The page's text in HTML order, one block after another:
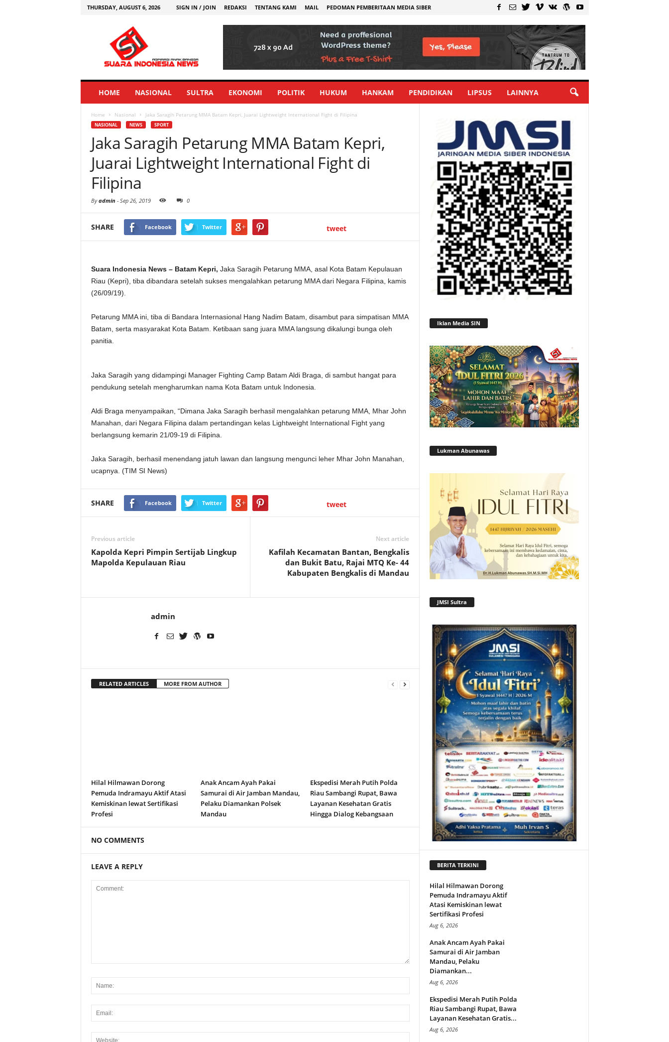
THURSDAY, AUGUST 6, 2026 SIGN IN / JOIN REDAKSI TENTANG KAMI MAIL PEDOMAN PEMBERITAAN MEDIA SIBER
HOME NASIONAL SULTRA EKONOMI POLITIK HUKUM HANKAM PENDIDIKAN LIPSUS LAINNYA
Home Nasional Jaka Saragih Petarung MMA Batam Kepri, Juarai Lightweight International Fight di Filipina
NASIONAL NEWS SPORT
Jaka Saragih Petarung MMA Batam Kepri,
Juarai Lightweight International Fight di
Filipina
Byadmin - Sep 26, 2019 0
SHARE Facebook Twitter tweet
Suara Indonesia News – Batam Kepri, Jaka Saragih Petarung MMA, asal Kota Batam Kepulauan
Riau (Kepri), tiba dibandara setelah sukses mengalahkan petarung MMA dari Negara Filipina, kamis
(26/09/19).
Petarung MMA ini, tiba di Bandara Internasional Hang Nadim Batam, disambut para simpatisan MMA
Batam, serta masyarakat Kota Batam. Ketibaan sang juara MMA langsung dikalungi bunga oleh
panitia.
Jaka Saragih yang didampingi Manager Fighting Camp Batam Aldi Braga, di sambut hangat para
pendukung setelah mengharumkan nama Kota Batam untuk Indonesia.
Aldi Braga menyampaikan, “Dimana Jaka Saragih berhasil mengalahkan petarung MMA, Mhar John
Manahan, dari Negara Filipina dalam pertandingan kelas Lightweight International Fight yang
berlangsung kemarin 21/09-19 di Filipina.
Jaka Saragih, berhasil menendang jatuh lawan dan langsung mengunci leher Mhar John Manahan,
ucapnya. (TIM SI News)
SHARE Facebook Twitter tweet
Previous article
Kapolda Kepri Pimpin Sertijab Lingkup
Mapolda Kepulauan Riau
Next article
Kafilah Kecamatan Bantan, Bengkalis
dan Bukit Batu, Rajai MTQ Ke- 44
Kabupaten Bengkalis di Mandau
admin
RELATED ARTICLES MORE FROM AUTHOR
Hilal Hilmawan Dorong
Pemuda Indramayu Aktif Atasi
Kemiskinan lewat Sertifikasi
Profesi
Anak Ancam Ayah Pakai
Samurai di Air Jamban Mandau,
Pelaku Diamankan Polsek
Mandau
Ekspedisi Merah Putih Polda
Riau Sambangi Rupat, Bawa
Layanan Kesehatan Gratis
Hingga Dialog Kebangsaan
NO COMMENTS
LEAVE A REPLY
Iklan Media SIN
Lukman Abunawas
JMSI Sultra
BERITA TERKINI
Hilal Hilmawan Dorong
Pemuda Indramayu Aktif
Atasi Kemiskinan lewat
Sertifikasi Profesi
Aug 6, 2026
Anak Ancam Ayah Pakai
Samurai di Air Jamban
Mandau, Pelaku
Diamankan...
Aug 6, 2026
Ekspedisi Merah Putih Polda
Riau Sambangi Rupat, Bawa
Layanan Kesehatan Gratis...
Aug 6, 2026